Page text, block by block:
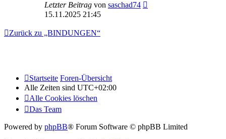
Letzter Beitrag von saschad74
15.11.2025 21:45
Zurück zu „BINDUNGEN“
Startseite Foren-Übersicht
Alle Zeiten sind UTC+02:00
Alle Cookies löschen
Das Team
Powered by phpBB® Forum Software © phpBB Limited